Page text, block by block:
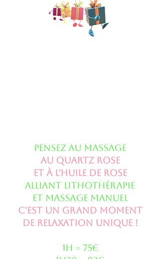
pensez au massage
au Quartz rose
et à l'huile de Rose
alliant lithothérapie
et massage manuel
c'est un grand moment
de relaxation unique !
1h = 75€